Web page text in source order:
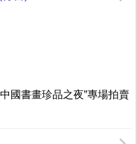
國書畫珍品之夜”專場拍賣